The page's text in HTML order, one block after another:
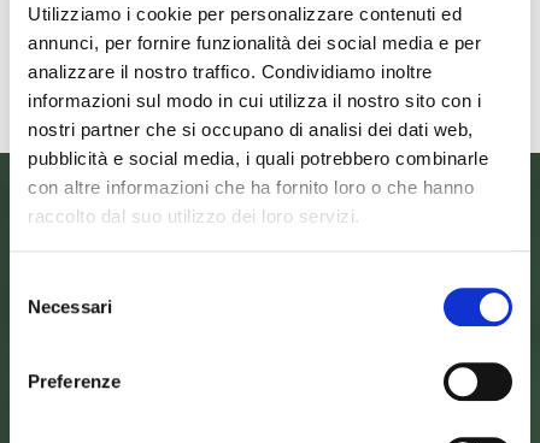
Utilizziamo i cookie per personalizzare contenuti ed
annunci, per fornire funzionalità dei social media e per
analizzare il nostro traffico. Condividiamo inoltre
informazioni sul modo in cui utilizza il nostro sito con i
nostri partner che si occupano di analisi dei dati web,
pubblicità e social media, i quali potrebbero combinarle
con altre informazioni che ha fornito loro o che hanno
raccolto dal suo utilizzo dei loro servizi.
delNecessari
Preferenze
DELLE LUCCIOLE" 13
Leggi tutto
Penna di